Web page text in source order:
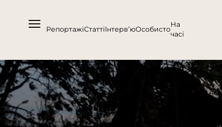
Про нас
Підтримати
Команда
РепортажіСтаттіІнтерв’юОсобисто
На
часі